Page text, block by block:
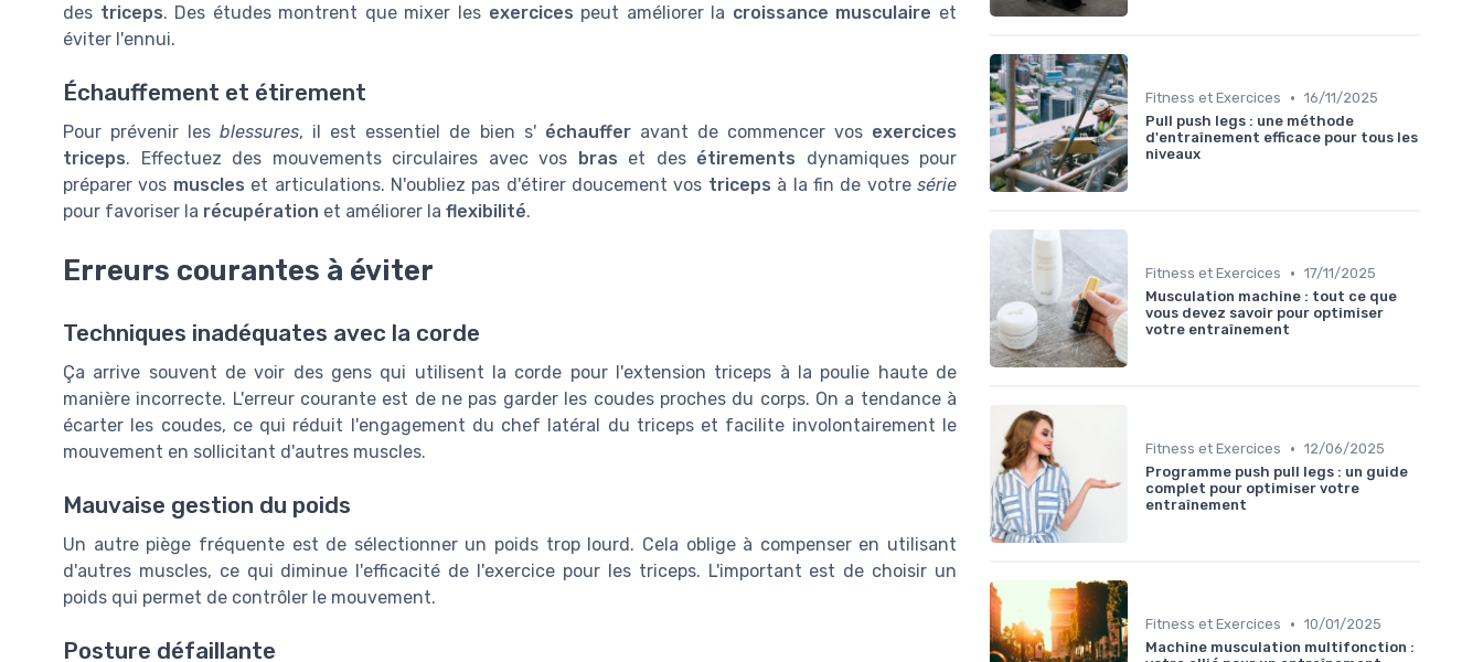
des triceps. Des études montrent que mixer les exercices peut améliorer la croissance musculaire et
éviter l'ennui.
Échauffement et étirement
Pour prévenir lesblessures, il est essentiel de bien s' échaufferavant de commencer vos exercices
triceps. Effectuez des mouvements circulaires avec vos bras et des étirements dynamiques pour
préparer vos muscles et articulations. N'oubliez pas d'étirer doucement vos triceps à la fin de votre série
pour favoriser la récupération et améliorer la flexibilité.
Erreurs courantes à éviter
Techniques inadéquates avec la corde
Ça arrive souvent de voir des gens qui utilisent la corde pour l'extension triceps à la poulie haute de
manière incorrecte. L'erreur courante est de ne pas garder les coudes proches du corps. On a tendance à
écarter les coudes, ce qui réduit l'engagement du chef latéral du triceps et facilite involontairement le
mouvement en sollicitant d'autres muscles.
Mauvaise gestion du poids
Un autre piège fréquente est de sélectionner un poids trop lourd. Cela oblige à compenser en utilisant
d'autres muscles, ce qui diminue l'efficacité de l'exercice pour les triceps. L'important est de choisir un
poids qui permet de contrôler le mouvement.
Posture défaillante
Fitness et Exercices • 16/11/2025
Pull push legs : une méthode
d'entraînement efficace pour tous les
niveaux
Fitness et Exercices • 17/11/2025
Musculation machine : tout ce que
vous devez savoir pour optimiser
votre entraînement
Fitness et Exercices • 12/06/2025
Programme push pull legs : un guide
complet pour optimiser votre
entraînement
Fitness et Exercices • 10/01/2025
Machine musculation multifonction :